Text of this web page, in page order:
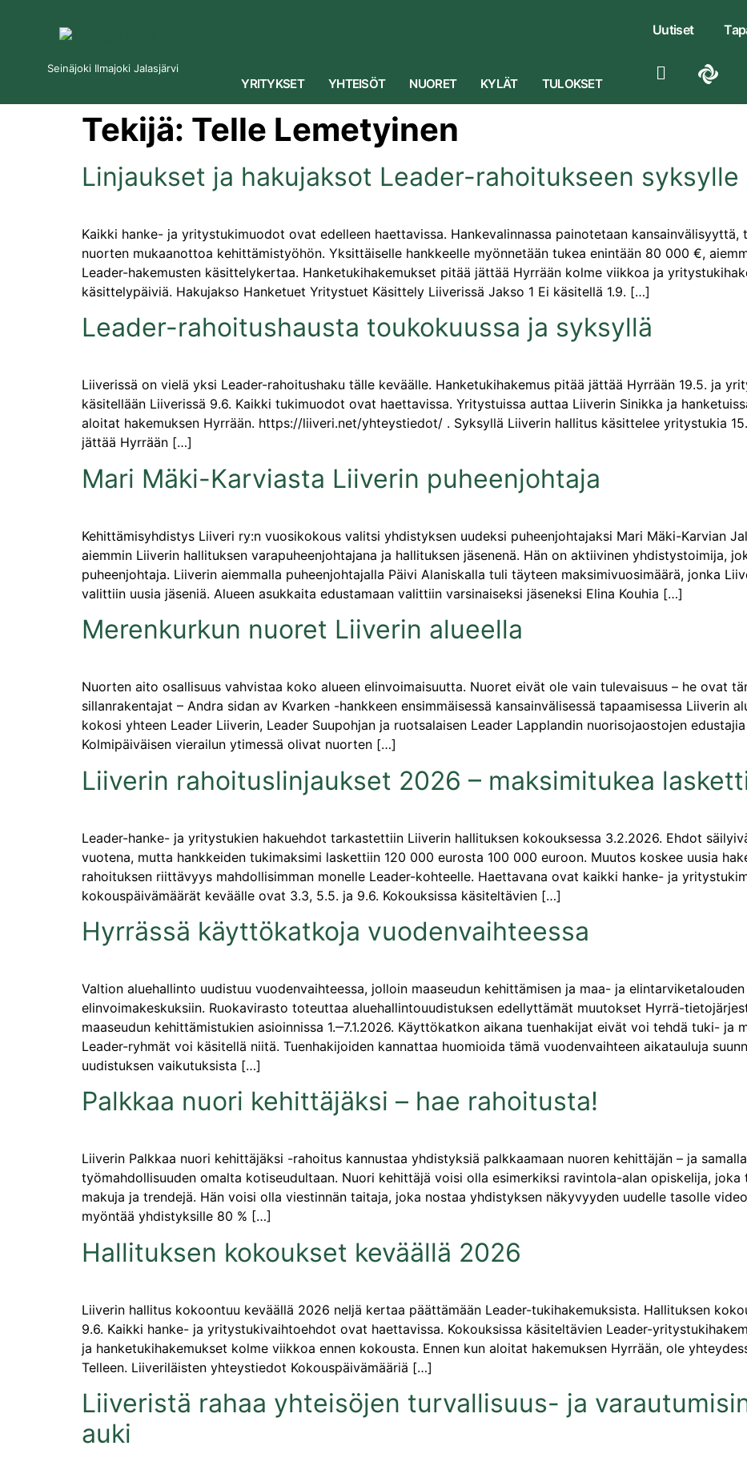
Seinäjoki Ilmajoki Jalasjärvi
YRITYKSET YHTEISÖT NUORET KYLÄT TULOKSET
Uutiset
Tekijä: Telle Lemetyinen
Linjaukset ja hakujaksot Leader-rahoitukseen syksylle
Kaikki hanke- ja yritystukimuodot ovat edelleen haettavissa. Hankevalinnassa painotetaan kansainvälisyyttä,
nuorten mukaanottoa kehittämistyöhön. Yksittäiselle hankkeelle myönnetään tukea enintään 80 000 €,
Leader-hakemusten käsittelykertaa. Hanketukihakemukset pitää jättää Hyrrään kolme viikkoa ja
käsittelypäiviä. Hakujakso Hanketuet Yritystuet Käsittely Liiverissä Jakso 1 Ei käsitellä 1.9. […]
Leader-rahoitushausta toukokuussa ja syksyllä
Liiverissä on vielä yksi Leader-rahoitushaku tälle keväälle. Hanketukihakemus pitää jättää Hyrrään 19.5. ja
käsitellään Liiverissä 9.6. Kaikki tukimuodot ovat haettavissa. Yritystuissa auttaa Liiverin Sinikka ja
aloitat hakemuksen Hyrrään. https://liiveri.net/yhteystiedot/ . Syksyllä Liiverin hallitus käsittelee yritystukia
jättää Hyrrään […]
Mari Mäki-Karviasta Liiverin puheenjohtaja
Kehittämisyhdistys Liiveri ry:n vuosikokous valitsi yhdistyksen uudeksi puheenjohtajaksi Mari Mäki-Karvian
aiemmin Liiverin hallituksen varapuheenjohtajana ja hallituksen jäsenenä. Hän on aktiivinen yhdistystoimija,
puheenjohtaja. Liiverin aiemmalla puheenjohtajalla Päivi Alaniskalla tuli täyteen maksimivuosimäärä, jonka
valittiin uusia jäseniä. Alueen asukkaita edustamaan valittiin varsinaiseksi jäseneksi Elina Kouhia […]
Merenkurkun nuoret Liiverin alueella
Nuorten aito osallisuus vahvistaa koko alueen elinvoimaisuutta. Nuoret eivät ole vain tulevaisuus – he ovat
sillanrakentajat – Andra sidan av Kvarken -hankkeen ensimmäisessä kansainvälisessä tapaamisessa Liiverin
kokosi yhteen Leader Liiverin, Leader Suupohjan ja ruotsalaisen Leader Lapplandin nuorisojaostojen
Kolmipäiväisen vierailun ytimessä olivat nuorten […]
Liiverin rahoituslinjaukset 2026 – maksimitukea
Leader-hanke- ja yritystukien hakuehdot tarkastettiin Liiverin hallituksen kokouksessa 3.2.2026. Ehdot
vuotena, mutta hankkeiden tukimaksimi laskettiin 120 000 eurosta 100 000 euroon. Muutos koskee uusia
rahoituksen riittävyys mahdollisimman monelle Leader-kohteelle. Haettavana ovat kaikki hanke- ja
kokouspäivämäärät keväälle ovat 3.3, 5.5. ja 9.6. Kokouksissa käsiteltävien […]
Hyrrässä käyttökatkoja vuodenvaihteessa
Valtion aluehallinto uudistuu vuodenvaihteessa, jolloin maaseudun kehittämisen ja maa- ja
elinvoimakeskuksiin. Ruokavirasto toteuttaa aluehallintouudistuksen edellyttämät muutokset Hyrrä-
maaseudun kehittämistukien asioinnissa 1.‒7.1.2026. Käyttökatkon aikana tuenhakijat eivät voi tehdä tuki- ja
Leader-ryhmät voi käsitellä niitä. Tuenhakijoiden kannattaa huomioida tämä vuodenvaihteen aikatauluja
uudistuksen vaikutuksista […]
Palkkaa nuori kehittäjäksi – hae rahoitusta!
Liiverin Palkkaa nuori kehittäjäksi -rahoitus kannustaa yhdistyksiä palkkaamaan nuoren kehittäjän – ja
työmahdollisuuden omalta kotiseudultaan. Nuori kehittäjä voisi olla esimerkiksi ravintola-alan opiskelija,
makuja ja trendejä. Hän voisi olla viestinnän taitaja, joka nostaa yhdistyksen näkyvyyden uudelle tasolle
myöntää yhdistyksille 80 % […]
Hallituksen kokoukset keväällä 2026
Liiverin hallitus kokoontuu keväällä 2026 neljä kertaa päättämään Leader-tukihakemuksista. Hallituksen
9.6. Kaikki hanke- ja yritystukivaihtoehdot ovat haettavissa. Kokouksissa käsiteltävien Leader-
ja hanketukihakemukset kolme viikkoa ennen kokousta. Ennen kun aloitat hakemuksen Hyrrään, ole
Telleen. Liiveriläisten yhteystiedot Kokouspäivämääriä […]
Liiveristä rahaa yhteisöjen turvallisuus- ja
auki